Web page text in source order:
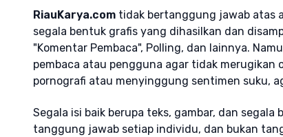
RiauKarya.com tidak bertanggung jawab atas
segala bentuk grafis yang dihasilkan dan
"Komentar Pembaca", Polling, dan lainnya.
pembaca atau pengguna agar tidak
pornografi atau menyinggung sentimen suku,
Segala isi baik berupa teks, gambar, dan
tanggung jawab setiap individu, dan bukan